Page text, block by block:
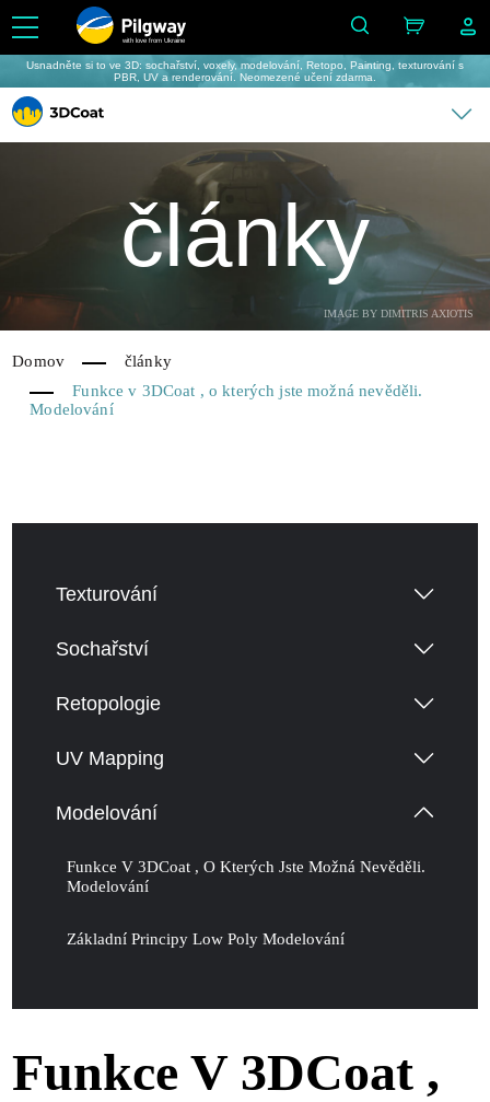
with love from Ukraine
Usnadněte si to ve 3D: sochařství, voxely, modelování, Retopo, Painting, texturování s
PBR, UV a renderování. Neomezené učení zdarma.
IMAGE BY DIMITRIS AXIOTIS
články
Domov
články
Funkce v 3DCoat , o kterých jste možná nevěděli.
Modelování
Texturování
Sochařství
Retopologie
UV Mapping
Modelování
Funkce V 3DCoat , O Kterých Jste Možná Nevěděli.
Modelování
Základní Principy Low Poly Modelování
Funkce V 3DCoat ,